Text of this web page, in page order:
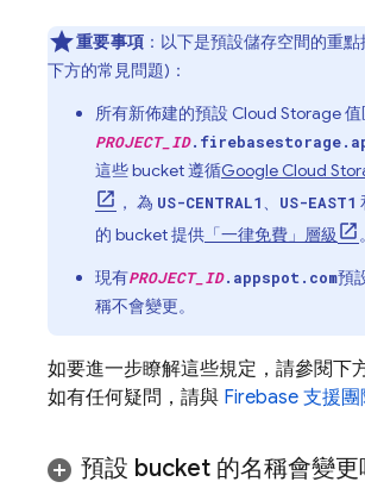
重要事項 ：以下是預設儲存空間的重
下方的常見問題)：
所有新佈建的預設 Cloud Storage值
PROJECT_ID
這些 bucket 遵循Google Cloud
， 為 US-CENTRAL1、 US-EAST1
的 bucket 提供 「一律免費」層級
。
現有PROJECT_ID.appspot.com預
稱不會變更。
如要進一步瞭解這些規定，請參閱下
如有任何疑問，請與 Firebase 支援團
預設 bucket 的名稱會變更